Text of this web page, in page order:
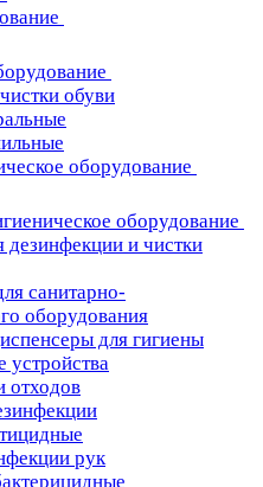
обуви
оборудование
оборудование
дезинфекции и чистки
санитарно-
оборудования
для гигиены
отходов
рук